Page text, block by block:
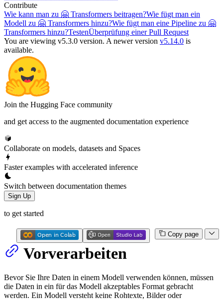
Contribute
Wie kann man zu 🤗 Transformers beitragen?Wie fügt man ein
Modell zu 🤗 Transformers hinzu?Wie fügt man eine Pipeline zu 🤗
Transformers hinzu?TestenÜberprüfung einer Pull Request
You are viewing v5.3.0 version. A newer version v5.14.0 is
available.
Join the Hugging Face community
and get access to the augmented documentation experience
Collaborate on models, datasets and Spaces
Faster examples with accelerated inference
Switch between documentation themes
Sign Up
to get started
Copy page
Vorverarbeiten
Bevor Sie Ihre Daten in einem Modell verwenden können, müssen
die Daten in ein für das Modell akzeptables Format gebracht
werden. Ein Modell versteht keine Rohtexte, Bilder oder